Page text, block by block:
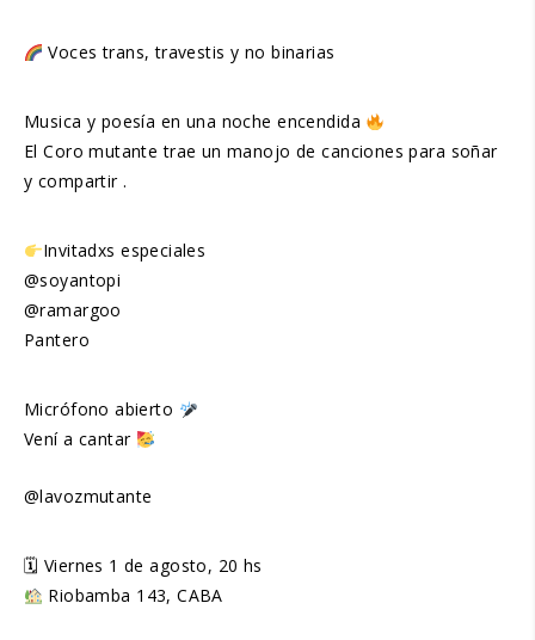
Voces trans, travestis y no binarias
Musica y poesía en una noche encendida
El Coro mutante trae un manojo de canciones para soñar
y compartir .
Invitadxs especiales
@soyantopi
@ramargoo
Pantero
Micrófono abierto
Vení a cantar
@lavozmutante
🗓 Viernes 1 de agosto, 20 hs
Riobamba 143, CABA